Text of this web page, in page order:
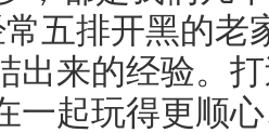
常五排开黑的
出来的经验。
一起玩得更顺